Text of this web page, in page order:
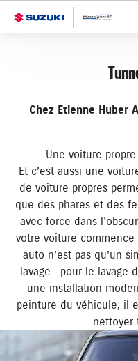
Chez Etienne Huber
Une voiture
Et c’est aussi une
de voiture propres
que des phares et des
avec force dans
votre voiture commence
auto n’est pas qu’un
lavage : pour le lavage
une installation
peinture du véhicule, il
nettoyer